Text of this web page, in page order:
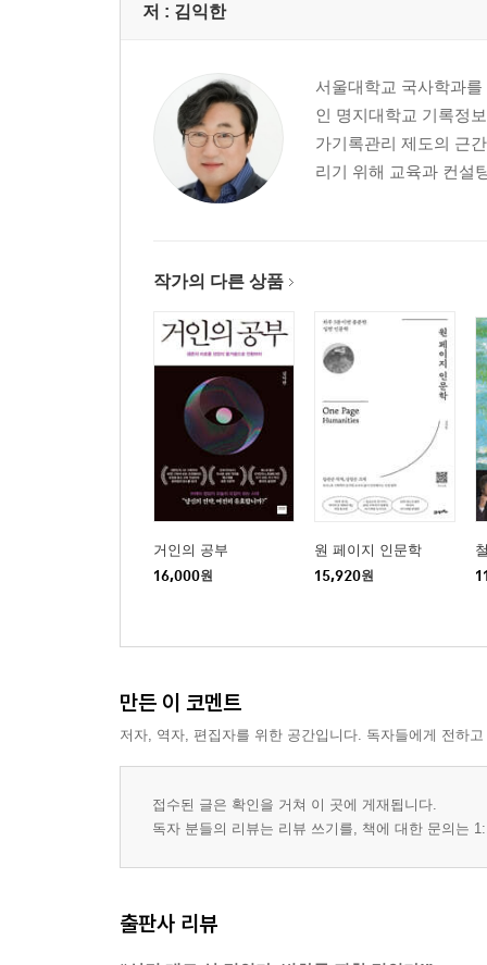
저 : 김익한
서울대학교 국사학과
인 명지대학교 기록정
가기록관리 제도의 근
리기 위해 교육과 컨설
작가의 다른 상품
거인의 공부
16,000원
원 페이지 인문학
15,920원
만든 이 코멘트
저자, 역자, 편집자를 위한 공간입니다. 독자들에게 전하
접수된 글은 확인을 거쳐 이 곳에 게재됩니다.
독자 분들의 리뷰는 리뷰 쓰기를, 책에 대한 문의는
출판사 리뷰